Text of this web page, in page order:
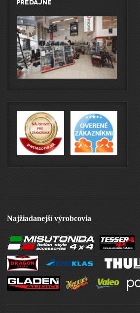
predajne
Najžiadanejší výrobcovia